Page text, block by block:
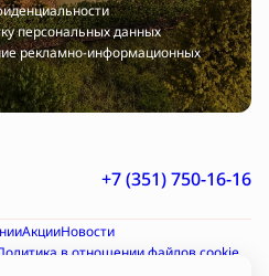
персональных данных
рекламно-информационных
+7 (351) 750-16-16
АкцииНовости
в отношении файлов cookie